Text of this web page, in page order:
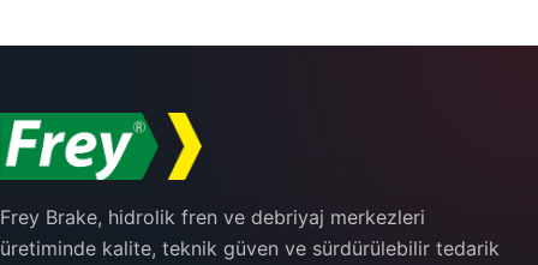
Frey Brake, hidrolik fren ve debriyaj merkezleri
üretiminde kalite, teknik güven ve sürdürülebilir tedarik